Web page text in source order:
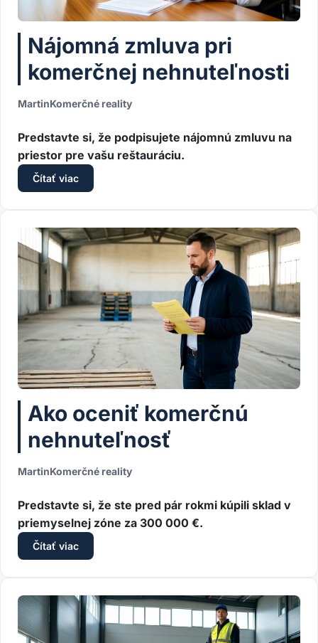
Nájomná zmluva pri
komerčnej nehnuteľnosti
MartinKomerčné reality
Predstavte si, že podpisujete nájomnú zmluvu na
priestor pre vašu reštauráciu.
Čítať viac
Ako oceniť komerčnú
nehnuteľnosť
MartinKomerčné reality
Predstavte si, že ste pred pár rokmi kúpili sklad v
priemyselnej zóne za 300 000 €.
Čítať viac